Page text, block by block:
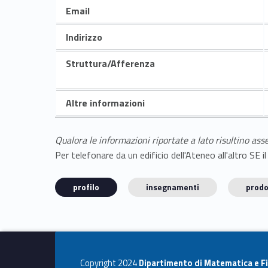
Email
Indirizzo
Struttura/Afferenza
Altre informazioni
Qualora le informazioni riportate a lato risultino
Per telefonare da un edificio dell'Ateneo all'altro
profilo insegnamenti
Copyright 2024Dipartimento di Matematica e